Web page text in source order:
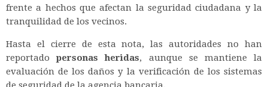
frente a hechos que afectan la seguridad ciudadana y la
tranquilidad de los vecinos.
Hasta el cierre de esta nota, las autoridades no han
reportadopersonas heridas, aunque se mantiene la
evaluación de los daños y la verificación de los sistemas